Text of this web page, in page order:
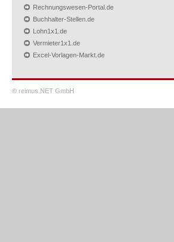
Rechnungswesen-Portal.de
Buchhalter-Stellen.de
Lohn1x1.de
Vermieter1x1.de
Excel-Vorlagen-Markt.de
© reimus.NET GmbH